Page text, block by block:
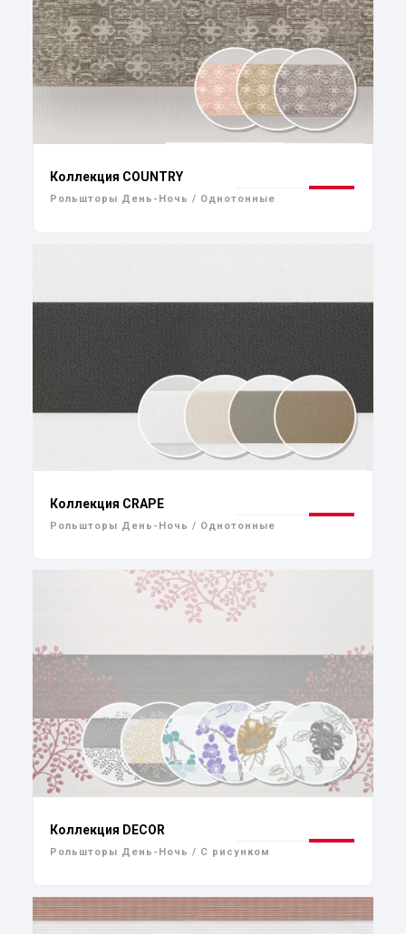
Коллекция COUNTRY
Рольшторы День-Ночь / Однотонные
Коллекция CRAPE
Рольшторы День-Ночь / Однотонные
Коллекция DECOR
Рольшторы День-Ночь / С рисунком